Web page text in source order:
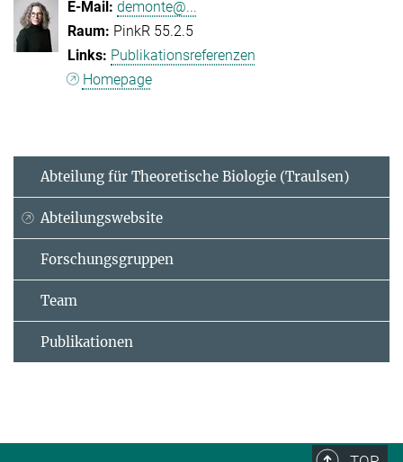
demonte@...
PinkR 55.2.5
Publikationsreferenzen
Homepage
Abteilung für Theoretische Biologie (Traulsen)
Abteilungswebsite
Forschungsgruppen
Team
Publikationen